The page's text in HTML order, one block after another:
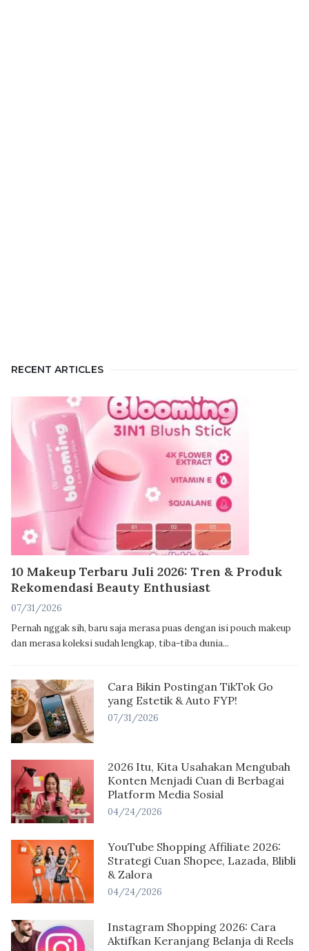
RECENT ARTICLES
10 Makeup Terbaru Juli 2026: Tren & Produk
Rekomendasi Beauty Enthusiast
07/31/2026
Pernah nggak sih, baru saja merasa puas dengan isi pouch makeup
dan merasa koleksi sudah lengkap, tiba-tiba dunia...
Cara Bikin Postingan TikTok Go
yang Estetik & Auto FYP!
07/31/2026
2026 Itu, Kita Usahakan Mengubah
Konten Menjadi Cuan di Berbagai
Platform Media Sosial
04/24/2026
YouTube Shopping Affiliate 2026:
Strategi Cuan Shopee, Lazada, Blibli
& Zalora
04/24/2026
Instagram Shopping 2026: Cara
Aktifkan Keranjang Belanja di Reels